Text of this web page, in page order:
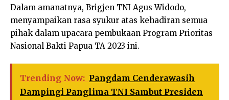
Dalam amanatnya, Brigjen TNI Agus Widodo,
menyampaikan rasa syukur atas kehadiran semua
pihak dalam upacara pembukaan Program Prioritas
Nasional Bakti Papua TA 2023 ini.
Trending Now: Pangdam Cenderawasih
Dampingi Panglima TNI Sambut Presiden